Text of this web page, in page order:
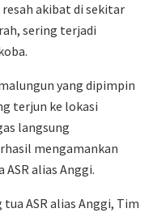
akibat di sekitar
sering terjadi
yang dipimpin
terjun ke lokasi
langsung
mengamankan
alias Anggi.
ASR alias Anggi, Tim